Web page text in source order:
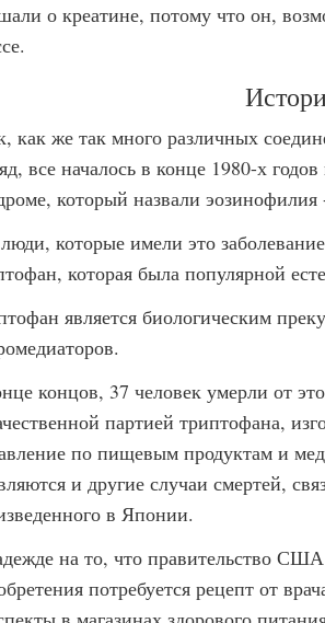
о креатине, потому что он,
как же так много различных
все началось в конце 1980-х
который назвали эозинофилия
которые имели это
которая была популярной
является биологическим
концов, 37 человек умерли от
партией триптофана,
по пищевым продуктам и
и другие случаи смертей,
в Японии.
на то, что правительство
потребуется рецепт от